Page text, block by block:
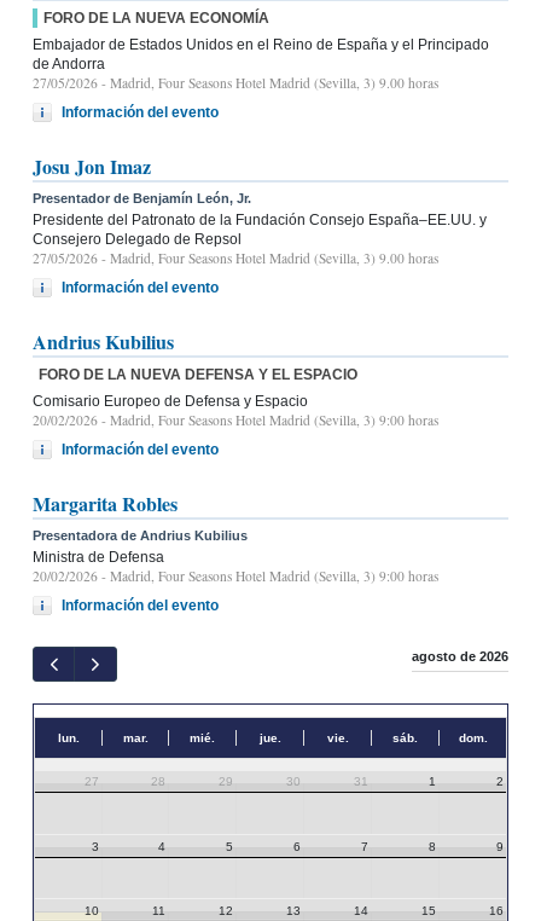
FORO DE LA NUEVA ECONOMÍA
Embajador de Estados Unidos en el Reino de España y el Principado
de Andorra
27/05/2026 - Madrid, Four Seasons Hotel Madrid (Sevilla, 3) 9.00 horas
Información del evento
Josu Jon Imaz
Presentador de Benjamín León, Jr.
Presidente del Patronato de la Fundación Consejo España–EE.UU. y
Consejero Delegado de Repsol
27/05/2026 - Madrid, Four Seasons Hotel Madrid (Sevilla, 3) 9.00 horas
Información del evento
Andrius Kubilius
FORO DE LA NUEVA DEFENSA Y EL ESPACIO
Comisario Europeo de Defensa y Espacio
20/02/2026 - Madrid, Four Seasons Hotel Madrid (Sevilla, 3) 9:00 horas
Información del evento
Margarita Robles
Presentadora de Andrius Kubilius
Ministra de Defensa
20/02/2026 - Madrid, Four Seasons Hotel Madrid (Sevilla, 3) 9:00 horas
Información del evento
agosto de 2026
lun. mar. mié. jue. vie. sáb. dom.
27 28 29 30 31 1 2
3 4 5 6 7 8 9
10 11 12 13 14 15 16